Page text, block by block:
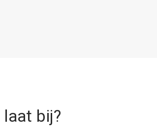
laat bij?